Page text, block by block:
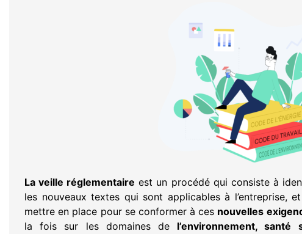
La veille réglementaire est un procédé qui consiste à
les nouveaux textes qui sont applicables à l’entreprise,
mettre en place pour se conformer à ces nouvelles
la fois sur les domaines de l’environnement,